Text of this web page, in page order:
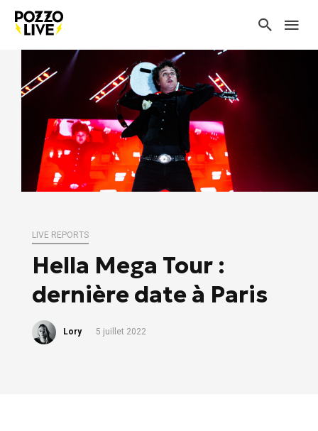
LIVE REPORTS
Hella Mega Tour :
dernière date à Paris
Lory 5 juillet 2022